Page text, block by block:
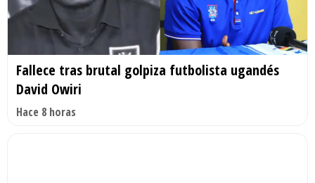
Fallece tras brutal golpiza futbolista ugandés
David Owiri
Hace 8 horas